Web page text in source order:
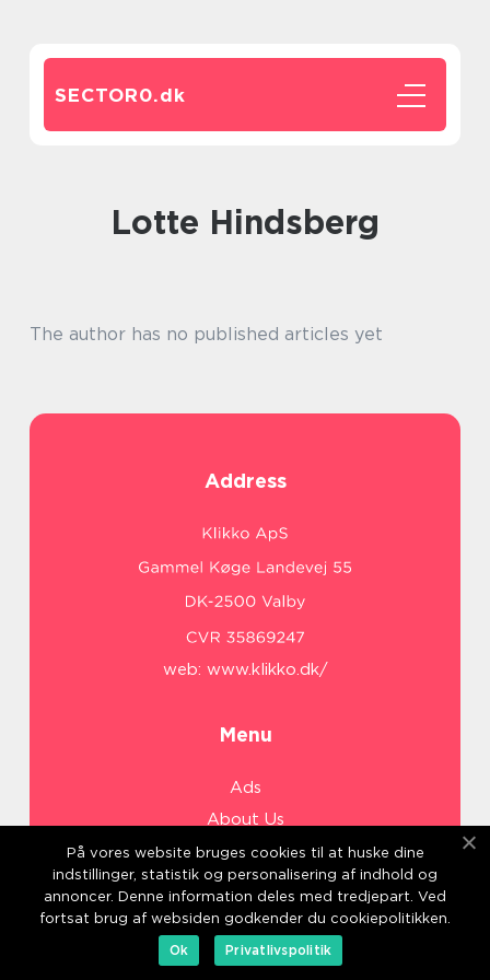
SECTOR0.dk
Lotte Hindsberg
The author has no published articles yet
Address
web: www.klikko.dk/
Menu
Ads
About Us
Cookies
Contact
Sitemap
På vores website bruges cookies til at huske dine
indstillinger, statistik og personalisering af indhold og
annoncer. Denne information deles med tredjepart. Ved
fortsat brug af websiden godkender du cookiepolitikken.
Ok
Privatlivspolitik